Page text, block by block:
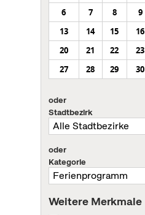
6
7 8 9
13
14 15 16
20
21 22 23
27
28 29 30
oder
Stadtbezirk
oder
Kategorie
Weitere Merkmale